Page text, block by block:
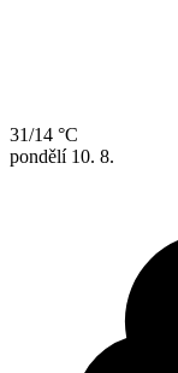
31/14 °C
pondělí 10. 8.